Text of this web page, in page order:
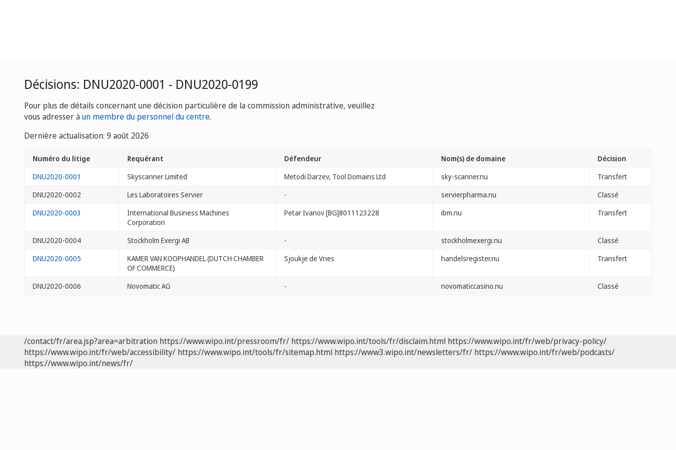
Décisions: DNU2020-0001 - DNU2020-0199
Pour plus de détails concernant une décision particulière de la commission administrative, veuillez
vous adresser àun membre du personnel du centre.
Dernière actualisation: 9 août 2026
Numéro du litige Requérant Défendeur Nom(s) de domaine
Décision
DNU2020-0001
Skyscanner Limited Metodi Darzev, Tool Domains Ltd sky-scanner.nu
Transfert
DNU2020-0002
Les Laboratoires Servier - servierpharma.nu
Classé
DNU2020-0003
International Business Machines
Corporation
Petar Ivanov [BG]8011123228 ibm.nu Transfert
DNU2020-0004 Stockholm Exergi AB - stockholmexergi.nu
Classé
DNU2020-0005
KAMER VAN KOOPHANDEL (DUTCH CHAMBER
OF COMMERCE)
Sjoukje de Vries handelsregister.nu Transfert
DNU2020-0006 Novomatic AG - novomaticcasino.nu Classé
/contact/fr/area.jsp?area=arbitration https://www.wipo.int/pressroom/fr/ https://www.wipo.int/tools/fr/disclaim.html https://www.wipo.int/fr/web/privacy-policy/
https://www.wipo.int/fr/web/accessibility/ https://www.wipo.int/tools/fr/sitemap.html https://www3.wipo.int/newsletters/fr/ https://www.wipo.int/fr/web/podcasts/
https://www.wipo.int/news/fr/